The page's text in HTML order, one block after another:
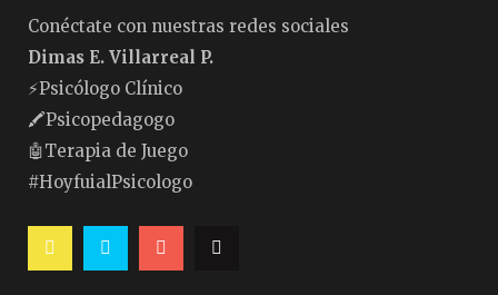
Conéctate con nuestras redes sociales
Dimas E. Villarreal P.
⚡️Psicólogo Clínico
🖍Psicopedagogo
🤖Terapia de Juego
#HoyfuialPsicologo